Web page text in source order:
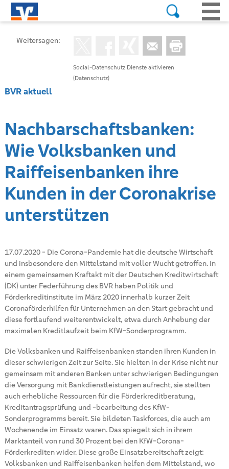
Social-Datenschutz Dienste aktivieren
(Datenschutz)
Weitersagen:
BVR aktuell
Nachbarschaftsbanken:
Wie Volksbanken und
Raiffeisenbanken ihre
Kunden in der Coronakrise
unterstützen
17.07.2020- Die Corona-Pandemie hat die deutsche Wirtschaft
und insbesondere den Mittelstand mit voller Wucht getroffen. In
einem gemeinsamen Kraftakt mit der Deutschen Kreditwirtschaft
(DK) unter Federführung des BVR haben Politik und
Förderkreditinstitute im März 2020 innerhalb kurzer Zeit
Coronaförderhilfen für Unternehmen an den Start gebracht und
diese fortlaufend weiterentwickelt, etwa durch Anhebung der
maximalen Kreditlaufzeit beim KfW-Sonderprogramm.
Die Volksbanken und Raiffeisenbanken standen ihren Kunden in
dieser schwierigen Zeit zur Seite. Sie hielten in der Krise nicht nur
gemeinsam mit anderen Banken unter schwierigen Bedingungen
die Versorgung mit Bankdienstleistungen aufrecht, sie stellten
auch erhebliche Ressourcen für die Förderkreditberatung,
Kreditantragsprüfung und -bearbeitung des KfW-
Sonderprogramms bereit. Sie bildeten Taskforces, die auch am
Wochenende im Einsatz waren. Das spiegelt sich in ihrem
Marktanteil von rund 30 Prozent bei den KfW-Corona-
Förderkrediten wider. Diese große Einsatzbereitschaft zeigt:
Volksbanken und Raiffeisenbanken helfen dem Mittelstand, wo